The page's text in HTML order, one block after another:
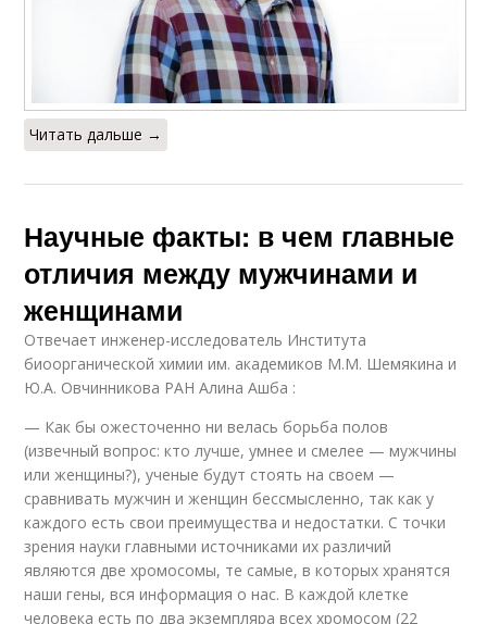
Читать дальше →
Научные факты: в чем главные
отличия между мужчинами и
женщинами
Отвечает инженер-исследователь Института
биоорганической химии им. академиков М.М. Шемякина и
Ю.А. Овчинникова РАН Алина Ашба :
— Как бы ожесточенно ни велась борьба полов
(извечный вопрос: кто лучше, умнее и смелее — мужчины
или женщины?), ученые будут стоять на своем —
сравнивать мужчин и женщин бессмысленно, так как у
каждого есть свои преимущества и недостатки. С точки
зрения науки главными источниками их различий
являются две хромосомы, те самые, в которых хранятся
наши гены, вся информация о нас. В каждой клетке
человека есть по два экземпляра всех хромосом (22